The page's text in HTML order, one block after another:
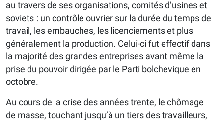
au travers de ses organisations, comités d’usines et
soviets : un contrôle ouvrier sur la durée du temps de
travail, les embauches, les licenciements et plus
généralement la production. Celui-ci fut effectif dans
la majorité des grandes entreprises avant même la
prise du pouvoir dirigée par le Parti bolchevique en
octobre.
Au cours de la crise des années trente, le chômage
de masse, touchant jusqu’à un tiers des travailleurs,